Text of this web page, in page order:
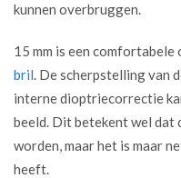
kunnen overbruggen.
15 mm is een
bril. De scherpstelling van
interne dioptriecorrectie
beeld. Dit betekent wel dat
worden, maar het is maar
heeft.